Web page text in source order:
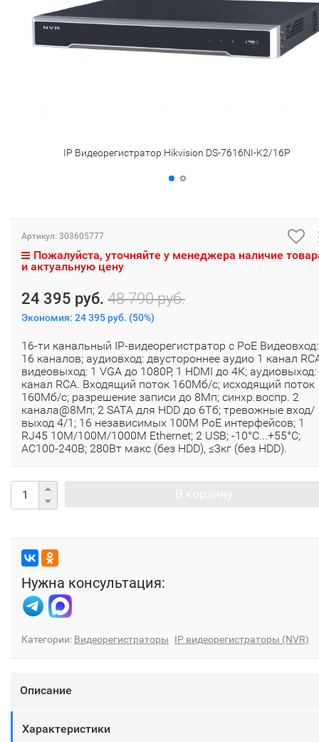
IP Видеорегистратор Hikvision DS-7616NI-K2/16P
Артикул: 303605777
Пожалуйста, уточняйте у менеджера наличие
и актуальную цену
24 395 руб. 48 790 руб.
Экономия: 24 395 руб. (50%)
16-ти канальный IP-видеорегистратор с PoE Видеовход:
16 каналов; аудиовход: двустороннее аудио 1 канал
видеовыход: 1 VGA до 1080Р, 1 HDMI до 4К; аудиовыход:
канал RCA. Входящий поток 160Мб/с; исходящий поток
160Мб/с; разрешение записи до 8Мп; синхр.воспр. 2
канала@8Мп; 2 SATA для HDD до 6Тб; тревожные вход/
выход 4/1; 16 независимых 100M PoE интерфейсов; 1
RJ45 10M/100M/1000М Ethernet; 2 USB; -10°C...+55°C;
AC100-240В; 280Вт макс (без HDD), ≤3кг (без HDD).
Нужна консультация:
Категории: Видеорегистраторы IP видеорегистраторы (NVR)
Описание
Характеристики